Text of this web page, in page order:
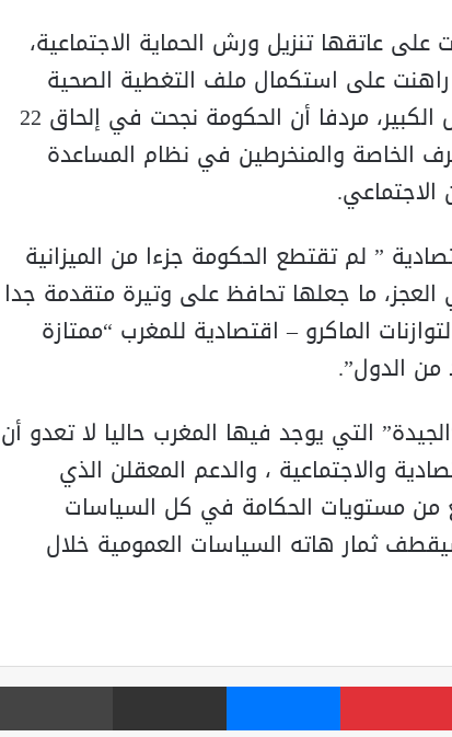
على عاتقها تنزيل ورش الحماية الاجتماعية،
راهنت على استكمال ملف التغطية الصحية
الذي يعد عنصرا هاما في هذا الورش الكبير، مردفا أن الحكومة نجحت في إلحاق 22
الخاصة والمنخرطين في نظام المساعدة
الاجتماعي.
” لم تقتطع الحكومة جزءا من الميزانية
ما جعلها تحافظ على وتيرة متقدمة جدا
الماكرو – اقتصادية للمغرب “ممتازة
الدول”.
التي يوجد فيها المغرب حاليا لا تعدو أن
والاجتماعية ، والدعم المعقلن الذي
من مستويات الحكامة في كل السياسات
ثمار هاته السياسات العمومية خلال
لينكدإن بينتيريست ماسنجر مشاركة عبر البريد